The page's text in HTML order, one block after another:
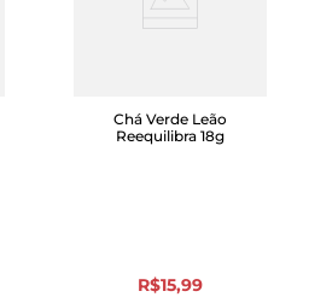
Chá Verde Leão
Reequilibra 18g
R$15,99